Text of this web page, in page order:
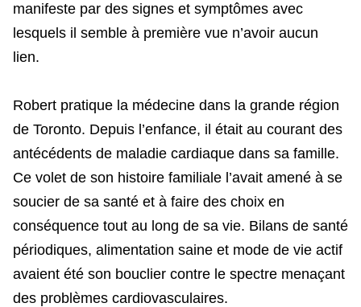
manifeste par des signes et symptômes avec
lesquels il semble à première vue n’avoir aucun
lien.
Robert pratique la médecine dans la grande région
de Toronto. Depuis l’enfance, il était au courant des
antécédents de maladie cardiaque dans sa famille.
Ce volet de son histoire familiale l’avait amené à se
soucier de sa santé et à faire des choix en
conséquence tout au long de sa vie. Bilans de santé
périodiques, alimentation saine et mode de vie actif
avaient été son bouclier contre le spectre menaçant
des problèmes cardiovasculaires.